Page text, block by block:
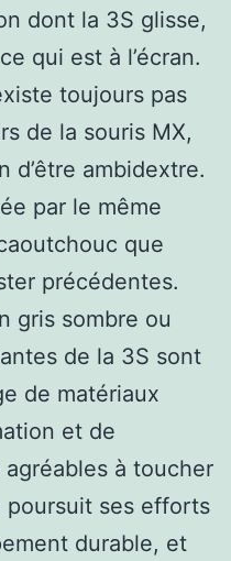
dont la 3S glisse,
qui est à l’écran.
toujours pas
de la souris MX,
d’être ambidextre.
par le même
que
précédentes.
gris sombre ou
de la 3S sont
de matériaux
et de
à toucher
poursuit ses efforts
durable, et